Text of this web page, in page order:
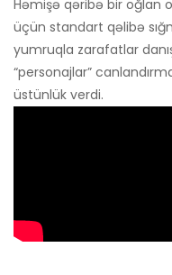
Həmişə qəribə bir oğlan
üçün standart qəlibə
yumruqla zarafatlar
“personajlar”
üstünlük verdi.